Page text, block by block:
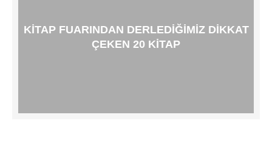
KITAP FUARINDAN DERLEDIĞIMIZ DIKKAT
ÇEKEN 20 KITAP